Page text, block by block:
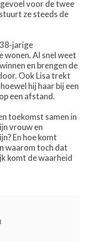
voor de twee
ze steeds de
jarige
wonen. Al snel weet
en brengen de
Ook Lisa trekt
hij haar bij een
een afstand.
toekomst samen in
vrouw en
En hoe komt
waarom toch dat
komt de waarheid